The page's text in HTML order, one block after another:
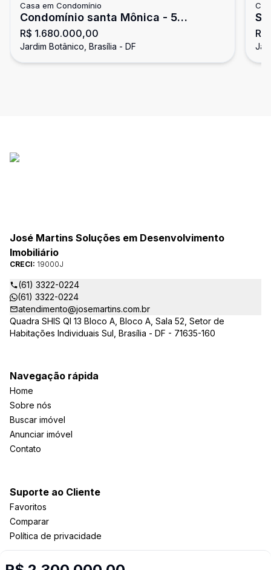
Casa em Condomínio
Condomínio santa Mônica - 5
Quartos, 5 Suítes, Jardim Botânico
R$ 1.680.000,00
Jardim Botânico, Brasília - DF
José Martins Soluções em Desenvolvimento
Imobiliário
CRECI: 19000J
(61) 3322-0224
(61) 3322-0224
atendimento@josemartins.com.br
Quadra SHIS QI 13 Bloco A, Bloco A, Sala 52, Setor de
Habitações Individuais Sul, Brasília - DF - 71635-160
Navegação rápida
Home
Sobre nós
Buscar imóvel
Anunciar imóvel
Contato
Suporte ao Cliente
Favoritos
Comparar
Política de privacidade